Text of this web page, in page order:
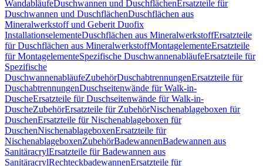
WandabläufeDuschwannen und DuschflächenErsatzteile für
Duschwannen und DuschflächenDuschflächen aus
Mineralwerkstoff und Geberit Duofix
InstallationselementeDuschflächen aus MineralwerkstoffErsatzteile
für Duschflächen aus MineralwerkstoffMontagelementeErsatzteile
für MontagelementeSpezifische DuschwannenabläufeErsatzteile für
Spezifische
DuschwannenabläufeZubehörDuschabtrennungenErsatzteile für
DuschabtrennungenDuschseitenwände für Walk-in-
DuscheErsatzteile für Duschseitenwände für Walk-in-
DuscheZubehörErsatzteile für ZubehörNischenablageboxen für
DuschenErsatzteile für Nischenablageboxen für
DuschenNischenablageboxenErsatzteile für
NischenablageboxenZubehörBadewannenBadewannen aus
SanitäracrylErsatzteile für Badewannen aus
SanitäracrylRechteckbadewannenErsatzteile für